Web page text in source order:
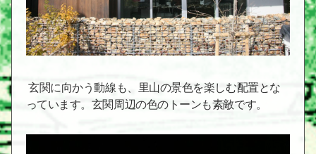
玄関に向かう動線も、里山の景色を楽しむ配置とな
っています。玄関周辺の色のトーンも素敵です。